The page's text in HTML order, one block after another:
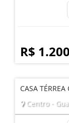
R$
CASA
Centro -